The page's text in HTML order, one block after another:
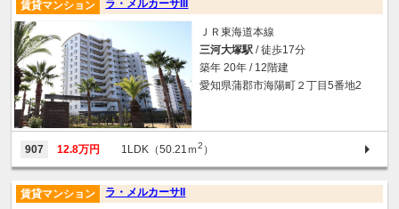
ラ・メルカーサIII
賃貸マンション
ＪＲ東海道本線
三河大塚駅 / 徒歩17分
築年 20年 / 12階建
愛知県蒲郡市海陽町２丁目5番地2
907 12.8万円 1LDK（50.21ｍ2 ）
ラ・メルカーサII
賃貸マンション